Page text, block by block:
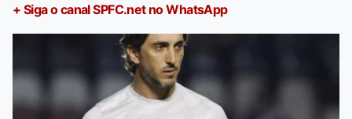
+ Siga o canal SPFC.net no WhatsApp